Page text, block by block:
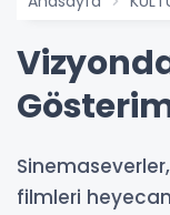
filmleri